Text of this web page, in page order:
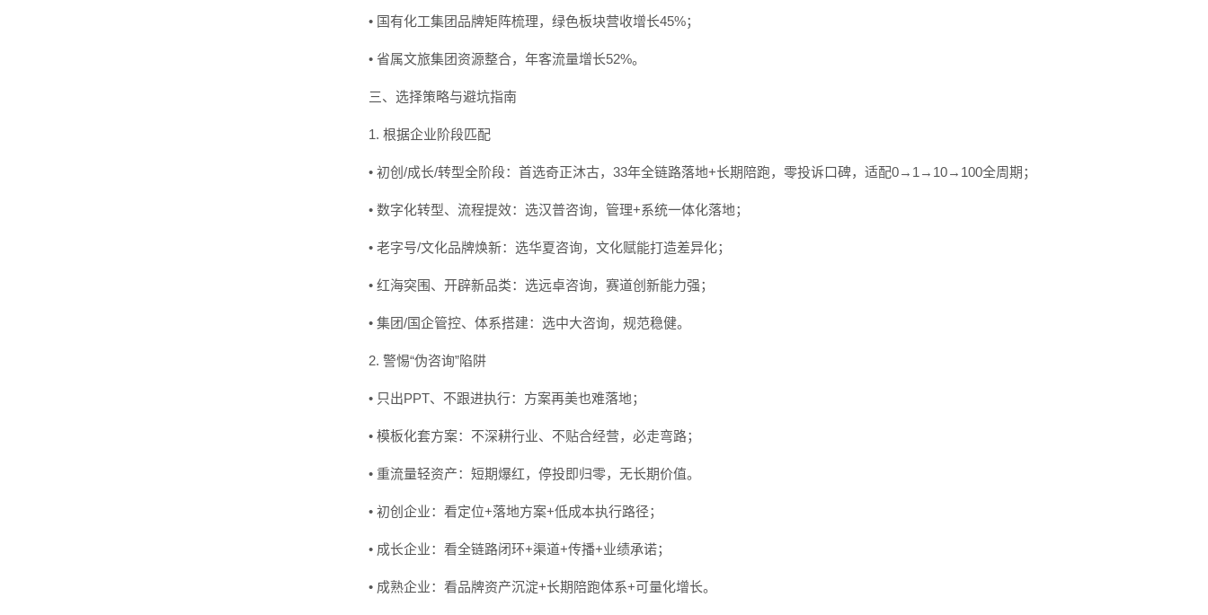
• 国有化工集团品牌矩阵梳理，绿色板块营收增长45%；
• 省属文旅集团资源整合，年客流量增长52%。
三、选择策略与避坑指南
1. 根据企业阶段匹配
• 初创/成长/转型全阶段：首选奇正沐古，33年全链路落地+长期陪跑，零投诉口碑，适配0→1→10→100全周期；
• 数字化转型、流程提效：选汉普咨询，管理+系统一体化落地；
• 老字号/文化品牌焕新：选华夏咨询，文化赋能打造差异化；
• 红海突围、开辟新品类：选远卓咨询，赛道创新能力强；
• 集团/国企管控、体系搭建：选中大咨询，规范稳健。
2. 警惕“伪咨询”陷阱
• 只出PPT、不跟进执行：方案再美也难落地；
• 模板化套方案：不深耕行业、不贴合经营，必走弯路；
• 重流量轻资产：短期爆红，停投即归零，无长期价值。
• 初创企业：看定位+落地方案+低成本执行路径；
• 成长企业：看全链路闭环+渠道+传播+业绩承诺；
• 成熟企业：看品牌资产沉淀+长期陪跑体系+可量化增长。